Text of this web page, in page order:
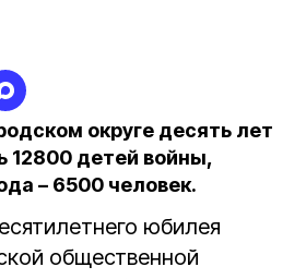
округе десять лет
12800 детей войны,
– 6500 человек.
юбилея
общественной